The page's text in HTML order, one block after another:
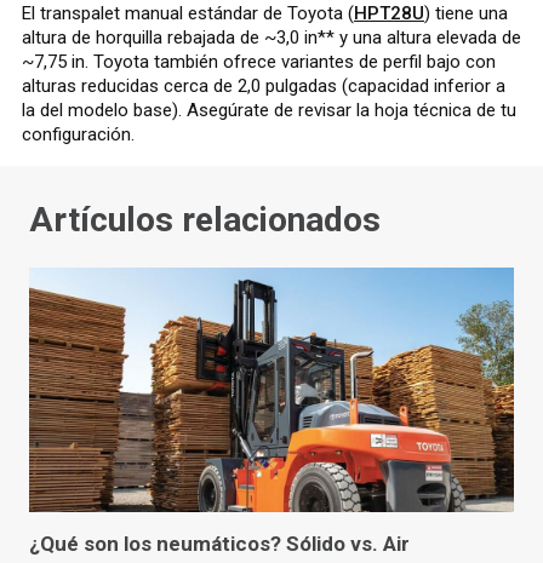
El transpalet manual estándar de Toyota (HPT28U) tiene una
altura de horquilla rebajada de ~3,0 in** y una altura elevada de
~7,75 in. Toyota también ofrece variantes de perfil bajo con
alturas reducidas cerca de 2,0 pulgadas (capacidad inferior a
la del modelo base). Asegúrate de revisar la hoja técnica de tu
configuración.
Artículos relacionados
¿Qué son los neumáticos? Sólido vs. Air